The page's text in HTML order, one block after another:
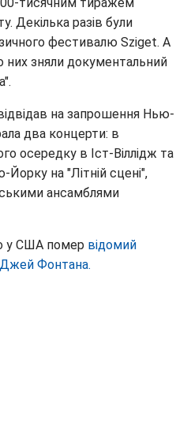
Декілька разів були
фестивалю Sziget. А
них зняли документальний
на запрошення Нью-
два концерти: в
осередку в Іст-Віллідж та
на "Літній сцені",
ансамблями
у США помер відомий
Фонтана.